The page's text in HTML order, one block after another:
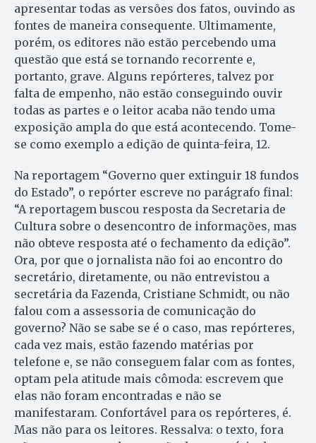
apresentar todas as versões dos fatos, ouvindo as
fontes de maneira consequente. Ultimamente,
porém, os editores não estão percebendo uma
questão que está se tornando recorrente e,
portanto, grave. Alguns repórteres, talvez por
falta de empenho, não estão conseguindo ouvir
todas as partes e o leitor acaba não tendo uma
exposição ampla do que está acontecendo. Tome-
se como exemplo a edição de quinta-feira, 12.
Na reportagem “Governo quer extinguir 18 fundos
do Estado”, o repórter escreve no parágrafo final:
“A reportagem buscou resposta da Secretaria de
Cultura sobre o desencontro de informações, mas
não obteve resposta até o fechamento da edição”.
Ora, por que o jornalista não foi ao encontro do
secretário, diretamente, ou não entrevistou a
secretária da Fazenda, Cristiane Schmidt, ou não
falou com a assessoria de comunicação do
governo? Não se sabe se é o caso, mas repórteres,
cada vez mais, estão fazendo matérias por
telefone e, se não conseguem falar com as fontes,
optam pela atitude mais cômoda: escrevem que
elas não foram encontradas e não se
manifestaram. Confortável para os repórteres, é.
Mas não para os leitores. Ressalva: o texto, fora